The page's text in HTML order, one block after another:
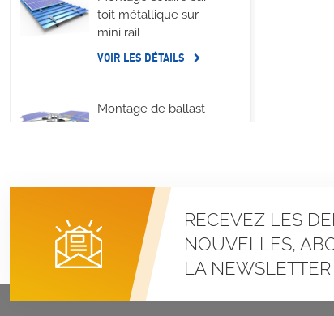
toit métallique sur
mini rail
VOIR LES DÉTAILS
Montage de ballast
latéral long de
Systèmes de
montage à pince en U
pour toit métallique à
joint debout
VOIR LES DÉTAILS
RECEVEZ LES
NOUVELLES,
LA NEWSLETTER